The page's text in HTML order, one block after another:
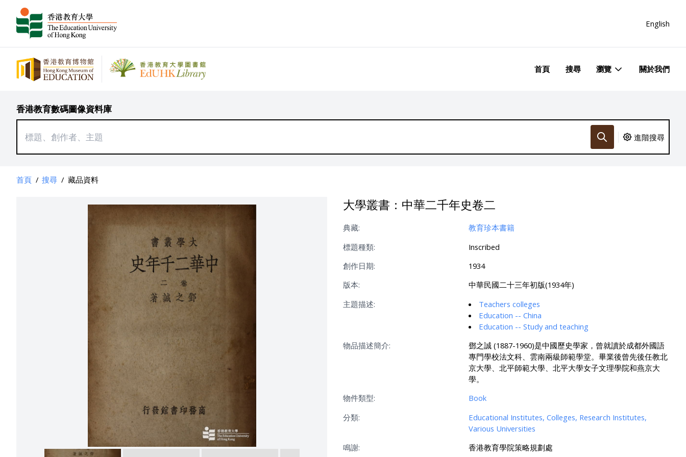
English
首頁 搜尋 瀏覽 關於我們
香港教育數碼圖像資料庫
進階搜尋
首頁 / 搜尋 / 藏品資料
大學叢書：中華二千年史卷二
典藏:
教育珍本書籍
標題種類:
Inscribed
創作日期:
1934
版本:
中華民國二十三年初版(1934年)
主題描述:
Teachers colleges
Education -- China
Education -- Study and teaching
物品描述簡介:
鄧之誠 (1887-1960)是中國歷史學家，曾就讀於成都外國語
專門學校法文科、雲南兩級師範學堂。畢業後曾先後任教北
京大學、北平師範大學、北平大學女子文理學院和燕京大
學。
物件類型:
Book
分類:
Educational Institutes, Colleges, Research Institutes,
Various Universities
鳴謝:
香港教育學院策略規劃處